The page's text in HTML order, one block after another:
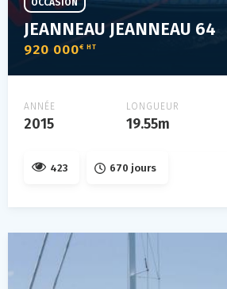
JEANNEAU JEANNEAU 64
920 000€ HT
OCCASION
ANNÉE
2015
LONGUEUR
19.55m
423 670 jours